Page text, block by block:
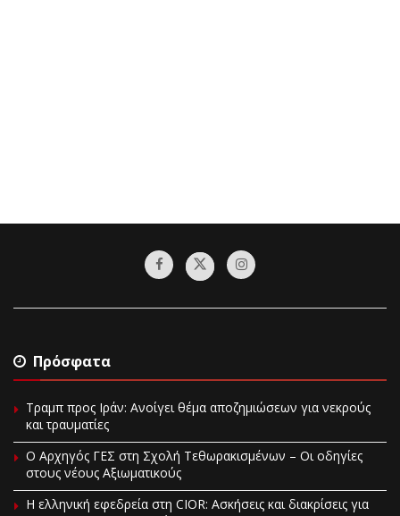
Πρόσφατα
Τραμπ προς Ιράν: Ανοίγει θέμα αποζημιώσεων για νεκρούς
και τραυματίες
O Αρχηγός ΓΕΣ στη Σχολή Τεθωρακισμένων – Οι οδηγίες
στους νέους Αξιωματικούς
Η ελληνική εφεδρεία στη CIOR: Ασκήσεις και διακρίσεις για